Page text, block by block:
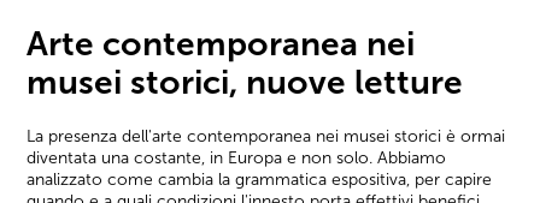
Arte contemporanea nei
musei storici, nuove letture
La presenza dell'arte contemporanea nei musei storici è ormai
diventata una costante, in Europa e non solo. Abbiamo
analizzato come cambia la grammatica espositiva, per capire